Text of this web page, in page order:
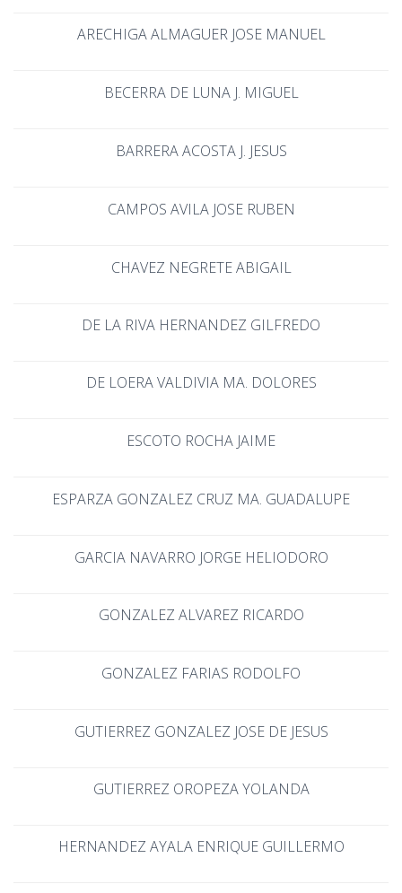
ARECHIGA ALMAGUER JOSE MANUEL
BECERRA DE LUNA J. MIGUEL
BARRERA ACOSTA J. JESUS
CAMPOS AVILA JOSE RUBEN
CHAVEZ NEGRETE ABIGAIL
DE LA RIVA HERNANDEZ GILFREDO
DE LOERA VALDIVIA MA. DOLORES
ESCOTO ROCHA JAIME
ESPARZA GONZALEZ CRUZ MA. GUADALUPE
GARCIA NAVARRO JORGE HELIODORO
GONZALEZ ALVAREZ RICARDO
GONZALEZ FARIAS RODOLFO
GUTIERREZ GONZALEZ JOSE DE JESUS
GUTIERREZ OROPEZA YOLANDA
HERNANDEZ AYALA ENRIQUE GUILLERMO